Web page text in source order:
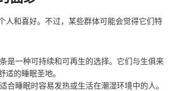
人和喜好。不过，某些群体可能会觉得它们特
是一种可持续和可再生的选择。它们与生俱来
的睡眠圣地。
合睡眠时容易发热或生活在潮湿环境中的人。